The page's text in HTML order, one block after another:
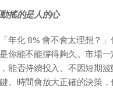
搖的是人的心
年化 8% 會不會太理想？」
你能不能撐得夠久。市場
能否持續投入、不因短期
。時間會放大正確的決策